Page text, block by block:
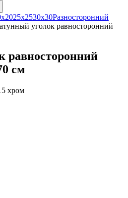
25х2530х30Разносторонний
уголок равносторонний
равносторонний
см
хром